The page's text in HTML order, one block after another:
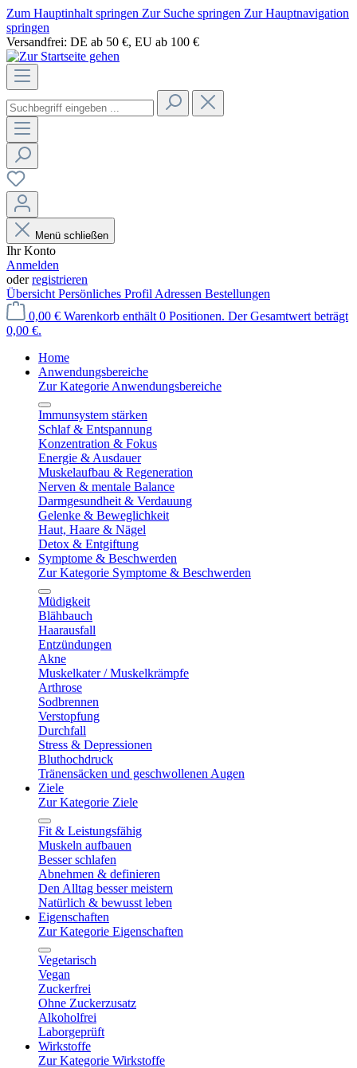
Zum Hauptinhalt springen Zur Suche springen Zur Hauptnavigation
springen
Versandfrei: DE ab 50 €, EU ab 100 €
Menü schließen
Ihr Konto
Anmelden
oderregistrieren
Übersicht Persönliches Profil Adressen Bestellungen
0,00 € Warenkorb enthält 0 Positionen. Der Gesamtwert beträgt
0,00 €.
Home
Anwendungsbereiche
Zur Kategorie Anwendungsbereiche
Immunsystem stärken
Schlaf & Entspannung
Konzentration & Fokus
Energie & Ausdauer
Muskelaufbau & Regeneration
Nerven & mentale Balance
Darmgesundheit & Verdauung
Gelenke & Beweglichkeit
Haut, Haare & Nägel
Detox & Entgiftung
Symptome & Beschwerden
Zur Kategorie Symptome & Beschwerden
Müdigkeit
Blähbauch
Haarausfall
Entzündungen
Akne
Muskelkater / Muskelkrämpfe
Arthrose
Sodbrennen
Verstopfung
Durchfall
Stress & Depressionen
Bluthochdruck
Tränensäcken und geschwollenen Augen
Ziele
Zur Kategorie Ziele
Fit & Leistungsfähig
Muskeln aufbauen
Besser schlafen
Abnehmen & definieren
Den Alltag besser meistern
Natürlich & bewusst leben
Eigenschaften
Zur Kategorie Eigenschaften
Vegetarisch
Vegan
Zuckerfrei
Ohne Zuckerzusatz
Alkoholfrei
Laborgeprüft
Wirkstoffe
Zur Kategorie Wirkstoffe